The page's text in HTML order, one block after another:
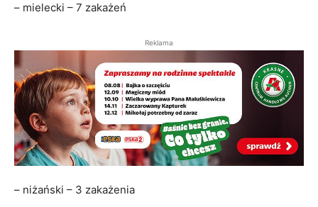
– mielecki – 7 zakażeń
Reklama
– niżański – 3 zakażenia